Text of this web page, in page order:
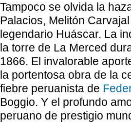
Tampoco se olvida la
Palacios, Melitón
legendario Huáscar. La
la torre de La Merced
1866. El invalorable
la portentosa obra de la
fiebre peruanista de
Boggio. Y el profundo
peruano de prestigio